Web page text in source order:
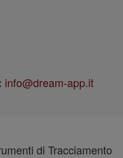
info@dream-app.it
di Tracciamento